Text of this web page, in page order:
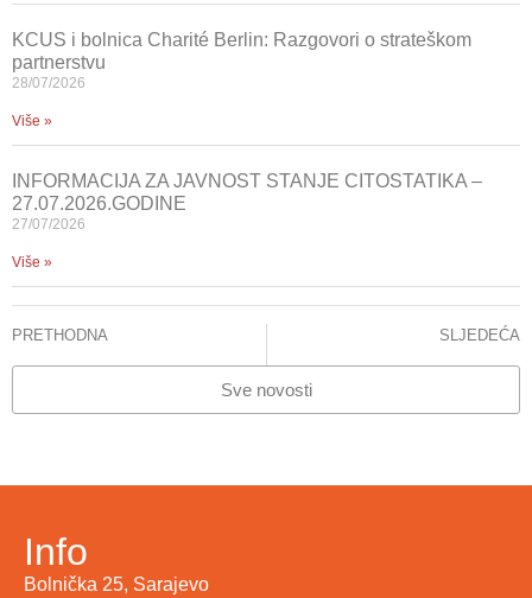
KCUS i bolnica Charité Berlin: Razgovori o strateškom
partnerstvu
28/07/2026
Više »
INFORMACIJA ZA JAVNOST STANJE CITOSTATIKA –
27.07.2026.GODINE
27/07/2026
Više »
PRETHODNA SLJEDEĆA
Sve novosti
Info
Bolnička 25, Sarajevo